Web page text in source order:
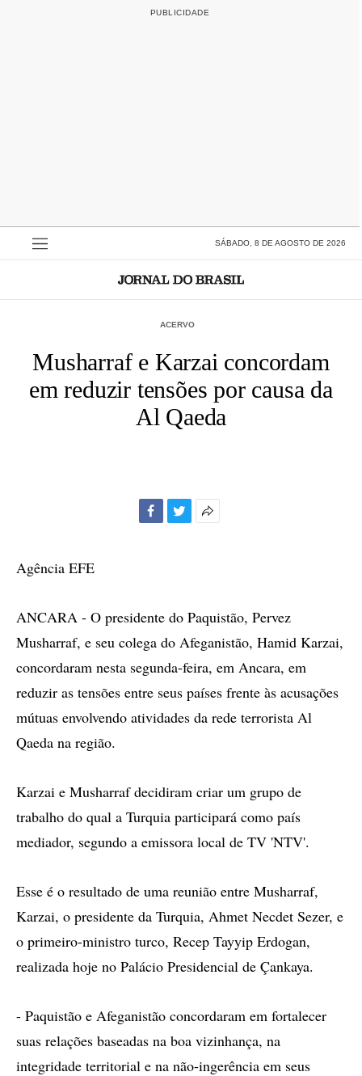
SÁBADO, 8 DE AGOSTO DE 2026
ACERVO
Musharraf e Karzai concordam
em reduzir tensões por causa da
Al Qaeda
Agência EFE
ANCARA - O presidente do Paquistão, Pervez
Musharraf, e seu colega do Afeganistão, Hamid Karzai,
concordaram nesta segunda-feira, em Ancara, em
reduzir as tensões entre seus países frente às acusações
mútuas envolvendo atividades da rede terrorista Al
Qaeda na região.
Karzai e Musharraf decidiram criar um grupo de
trabalho do qual a Turquia participará como país
mediador, segundo a emissora local de TV 'NTV'.
Esse é o resultado de uma reunião entre Musharraf,
Karzai, o presidente da Turquia, Ahmet Necdet Sezer, e
o primeiro-ministro turco, Recep Tayyip Erdogan,
realizada hoje no Palácio Presidencial de Çankaya.
- Paquistão e Afeganistão concordaram em fortalecer
suas relações baseadas na boa vizinhança, na
integridade territorial e na não-ingerência em seus